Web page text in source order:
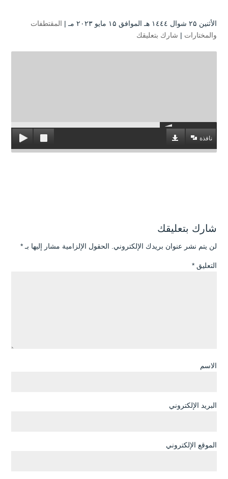
الأثنين ۲۵ شوال ۱٤٤٤ هـ الموافق ۱۵ مايو ۲۰۲۳ مـ |
المقتطفات
والمختارات | شارك بتعليقك
نافذة
شارك بتعليقك
لن يتم نشر عنوان بريدك الإلكتروني. الحقول الإلزامية مشار إليها بـ *
التعليق *
الاسم
البريد الإلكتروني
الموقع الإلكتروني